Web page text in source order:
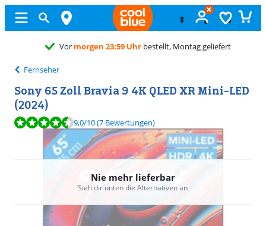
Fernseher
Sony 65 Zoll Bravia 9 4K QLED XR Mini-LED
(2024)
Bewertet mit 9,0 von 10, basierend auf 7 Bewertungen.
9,0/10(7 Bewertungen)
Nie mehr lieferbar
Sieh dir unten die Alternativen an